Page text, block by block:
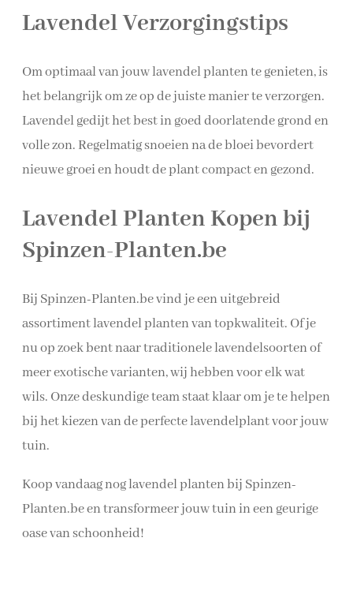
Lavendel Verzorgingstips
Om optimaal van jouw lavendel planten te genieten, is
het belangrijk om ze op de juiste manier te verzorgen.
Lavendel gedijt het best in goed doorlatende grond en
volle zon. Regelmatig snoeien na de bloei bevordert
nieuwe groei en houdt de plant compact en gezond.
Lavendel Planten Kopen bij
Spinzen-Planten.be
Bij Spinzen-Planten.be vind je een uitgebreid
assortiment lavendel planten van topkwaliteit. Of je
nu op zoek bent naar traditionele lavendelsoorten of
meer exotische varianten, wij hebben voor elk wat
wils. Onze deskundige team staat klaar om je te helpen
bij het kiezen van de perfecte lavendelplant voor jouw
tuin.
Koop vandaag nog lavendel planten bij Spinzen-
Planten.be en transformeer jouw tuin in een geurige
oase van schoonheid!